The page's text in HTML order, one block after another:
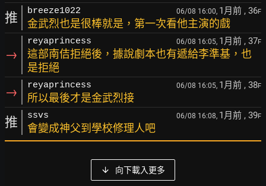
推 breeze1022 06/08 16:00, 1月前 , 36F
金武烈也是很棒就是，第一次看他主演的戲
→
reyaprincess 06/08 16:05, 1月前 , 37F
這部南佶拒絕後，據說劇本也有遞給李準基，也
是拒絕
→ reyaprincess 06/08 16:05, 1月前 , 38F
所以最後才是金武烈接
推 ssvs 06/08 16:08, 1月前 , 39F
會變成神父到學校修理人吧
向下載入更多